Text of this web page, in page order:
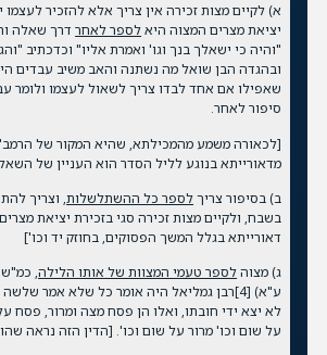
א) לקיים מצות זכירה אין צריך אלא להזכיר לעצמו
יציאת מצרים המצוה היאלספר לאחרדרך שאלה
"והיה כי ישאלך בנך וגו' ואמרת אליו" וכדכתיב
ובהגדה הבן שואל מה נשתנה והאב משיב עבדים
שאפילו אם אחד לבדו צריך לשאול לעצמו ולומר
סיפור לאחר.
[לכאורה משמע מהמכילתא, שהיא המקור של
מדאורייתא בנוגע לליל הסדר הוא העניין של
ב) בסיפור צריךלספר כל ההשתלשלות, וצריך
בשבח, ולקיים מצות זכירה סגי בזכירת יציאת
דאורייתא בגלל המשך הפסוקים, בחוזק יד וכו']
ג) מצוהלספר טעמי המצוות של אותו הלילה,
ע"א) [4]
רבן גמליאל היה אומר כל שלא אמר
לא יצא ידי חובתו, ואלו הן פסח מצה ומרור, פסח
על שום וכו' מרור על שום וכו'. [הדין הזה נראה